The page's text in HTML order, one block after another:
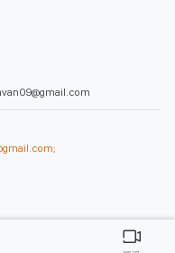
日 签发第26/GP-CBC号许可
范氏云英、杨文光、阮德显、